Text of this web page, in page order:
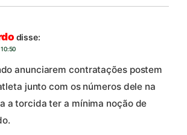
disse:
anunciarem contratações postem
junto com os números dele na
a torcida ter a mínima noção de